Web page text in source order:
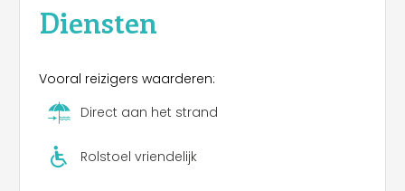
Diensten
Vooral reizigers waarderen:
Direct aan het strand
Rolstoel vriendelijk